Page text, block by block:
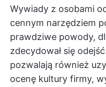
Wywiady z osobami
cennym narzędziem
prawdziwe powody,
zdecydował się
pozwalają również
ocenę kultury firmy,